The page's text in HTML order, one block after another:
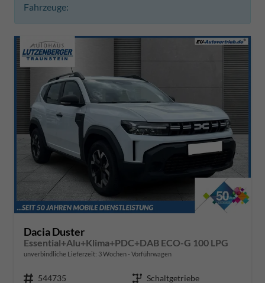
Fahrzeuge:
Dacia Duster
Essential+Alu+Klima+PDC+DAB ECO-G 100 LPG
unverbindliche Lieferzeit: 3 Wochen Vorführwagen
Fahrzeugnr. 544735 Getriebe Schaltgetriebe